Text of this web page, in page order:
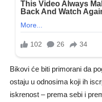
Bikovi će biti primorani da
ostaju u odnosima koji ih
iskrenost – prema sebi i